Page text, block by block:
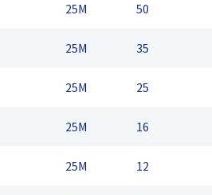
25M 50
25M 35
25M 25
25M 16
25M 12